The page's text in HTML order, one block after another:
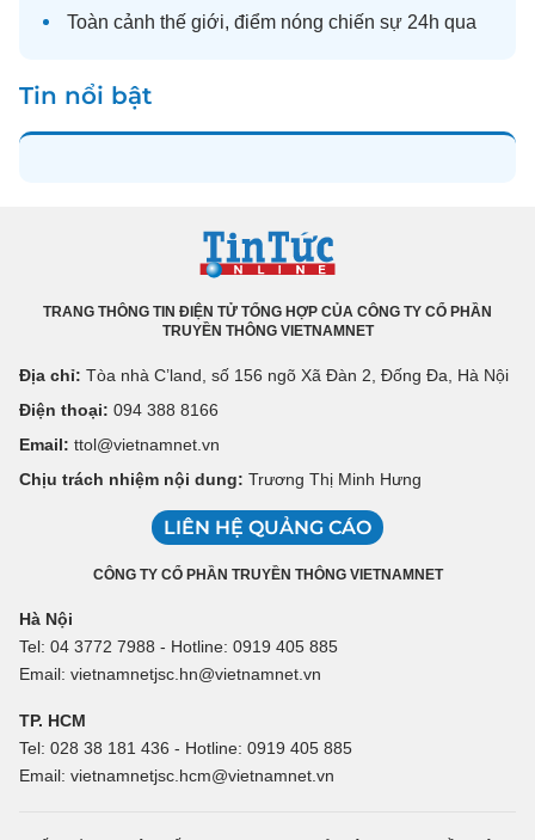
Toàn cảnh thế giới, điểm nóng chiến sự 24h qua
Tin nổi bật
TRANG THÔNG TIN ĐIỆN TỬ TỔNG HỢP CỦA CÔNG TY CỔ PHẦN
TRUYỀN THÔNG VIETNAMNET
Địa chỉ: Tòa nhà C’land, số 156 ngõ Xã Đàn 2, Đống Đa, Hà Nội
Điện thoại: 094 388 8166
Email: ttol@vietnamnet.vn
Chịu trách nhiệm nội dung: Trương Thị Minh Hưng
LIÊN HỆ QUẢNG CÁO
CÔNG TY CỔ PHẦN TRUYỀN THÔNG VIETNAMNET
Hà Nội
Tel: 04 3772 7988 - Hotline: 0919 405 885
Email: vietnamnetjsc.hn@vietnamnet.vn
TP. HCM
Tel: 028 38 181 436 - Hotline: 0919 405 885
Email: vietnamnetjsc.hcm@vietnamnet.vn